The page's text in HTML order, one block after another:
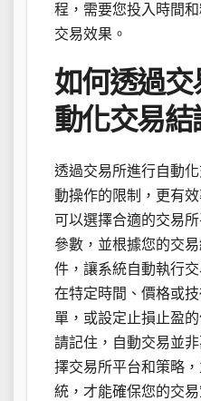
程，需要您投入時間
交易效果。
如何透過交
動化交易結
透過交易所進行自動
動操作的限制，更有
可以選擇合適的交易
參數，並根據您的交
件，讓系統自動執行
在特定時間、價格或
單，或設定止損止盈
請記住，自動交易並
擇交易所平台和策略
統，才能確保您的交